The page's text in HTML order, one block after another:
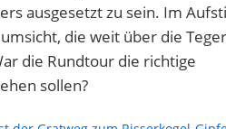
ausgesetzt zu sein. Im
die weit über die
die Rundtour die richtige
sollen?